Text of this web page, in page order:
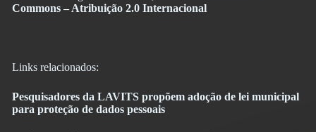
Commons – Atribuição 2.0 Internacional
Links relacionados:
Pesquisadores da LAVITS propõem adoção de lei municipal
para proteção de dados pessoais